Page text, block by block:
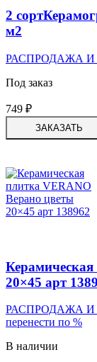
2
м2
РАСПРОДАЖА И
Под заказ
749 ₽
ЗАКАЗАТЬ
20×45 арт
РАСПРОДАЖА И
перенести по %
В наличии